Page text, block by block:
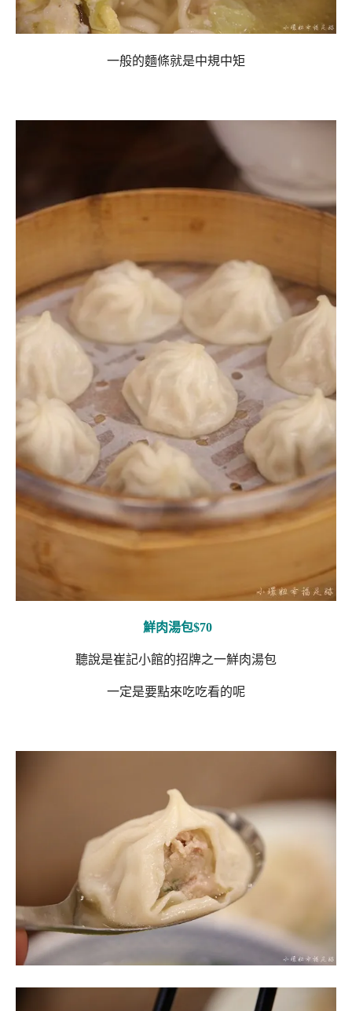
一般的麵條就是中規中矩
鮮肉湯包$70
聽說是崔記小館的招牌之一鮮肉湯包
一定是要點來吃吃看的呢